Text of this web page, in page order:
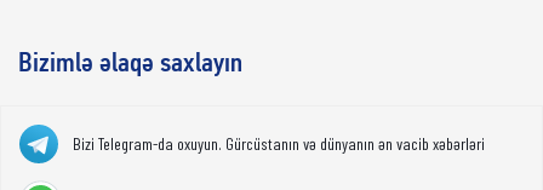
Bizimlə əlaqə saxlayın
Bizi Telegram-da oxuyun. Gürcüstanın və dünyanın ən vacib xəbərləri